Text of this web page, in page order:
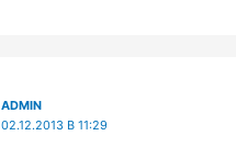
ADMIN
02.12.2013 В 11:29